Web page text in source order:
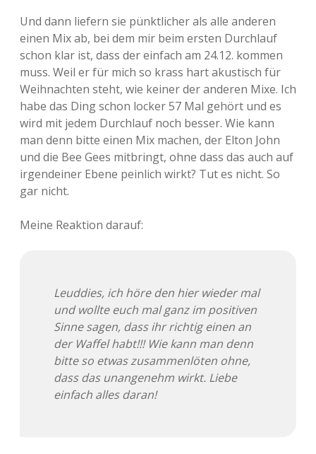
Und dann liefern sie pünktlicher als alle anderen
einen Mix ab, bei dem mir beim ersten Durchlauf
schon klar ist, dass der einfach am 24.12. kommen
muss. Weil er für mich so krass hart akustisch für
Weihnachten steht, wie keiner der anderen Mixe. Ich
habe das Ding schon locker 57 Mal gehört und es
wird mit jedem Durchlauf noch besser. Wie kann
man denn bitte einen Mix machen, der Elton John
und die Bee Gees mitbringt, ohne dass das auch auf
irgendeiner Ebene peinlich wirkt? Tut es nicht. So
gar nicht.
Meine Reaktion darauf:
Leuddies, ich höre den hier wieder mal
und wollte euch mal ganz im positiven
Sinne sagen, dass ihr richtig einen an
der Waffel habt!!! Wie kann man denn
bitte so etwas zusammenlöten ohne,
dass das unangenehm wirkt. Liebe
einfach alles daran!